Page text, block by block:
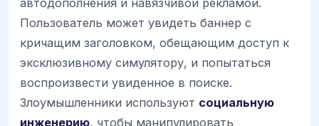
автодополнения и навязчивой рекламой.
Пользователь может увидеть баннер с
кричащим заголовком, обещающим доступ к
эксклюзивному симулятору, и попытаться
воспроизвести увиденное в поиске.
Злоумышленники используют социальную
инженерию, чтобы манипулировать